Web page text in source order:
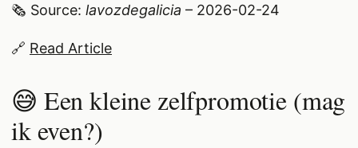
🗞️ Source: lavozdegalicia – 2026-02-24
🔗 Read Article
😅 Een kleine zelfpromotie (mag
ik even?)